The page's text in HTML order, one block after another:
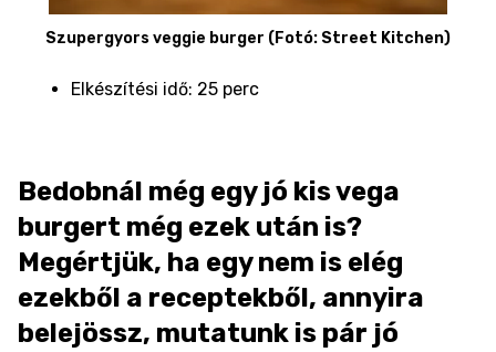
Szupergyors veggie burger (Fotó: Street Kitchen)
Elkészítési idő: 25 perc
Bedobnál még egy jó kis vega
burgert még ezek után is?
Megértjük, ha egy nem is elég
ezekből a receptekből, annyira
belejössz, mutatunk is pár jó